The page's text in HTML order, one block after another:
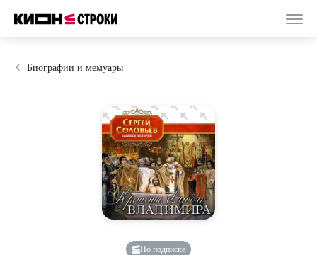
Биографии и мемуары
По подписке